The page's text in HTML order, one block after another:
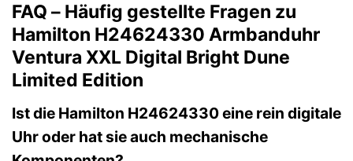
FAQ – Häufig gestellte Fragen zu
Hamilton H24624330 Armbanduhr
Ventura XXL Digital Bright Dune
Limited Edition
Ist die Hamilton H24624330 eine rein digitale
Uhr oder hat sie auch mechanische